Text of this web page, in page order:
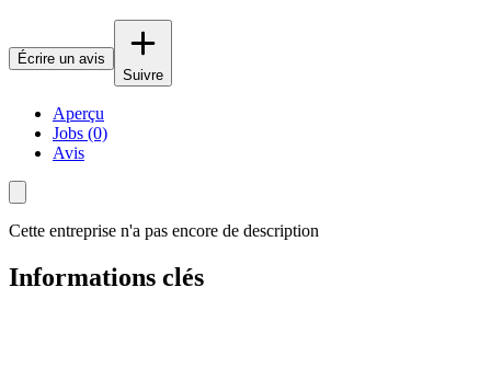
Écrire un avis
Suivre
Aperçu
Jobs (0)
Avis
Cette entreprise n'a pas encore de description
Informations clés